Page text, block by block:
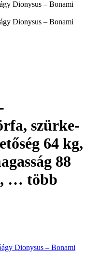
szürke-
64 kg,
88
, … több
Dionysus – Bonami